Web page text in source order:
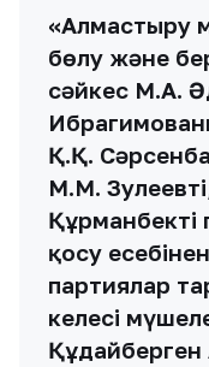
«Алмастыру
бөлу және
сәйкес М.А.
Қ.Қ.
М.М.
Құрманбекті
қосу
партиялар
келесі